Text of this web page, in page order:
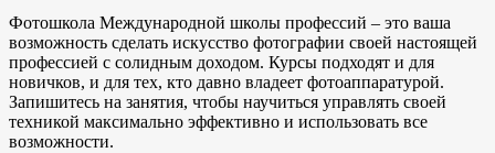
Фотошкола Международной школы профессий – это ваша
возможность сделать искусство фотографии своей настоящей
профессией с солидным доходом. Курсы подходят и для
новичков, и для тех, кто давно владеет фотоаппаратурой.
Запишитесь на занятия, чтобы научиться управлять своей
техникой максимально эффективно и использовать все
возможности.